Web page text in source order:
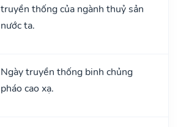
truyền thống của ngành thuỷ sản
nước ta.
Ngày truyền thống binh chủng
pháo cao xạ.